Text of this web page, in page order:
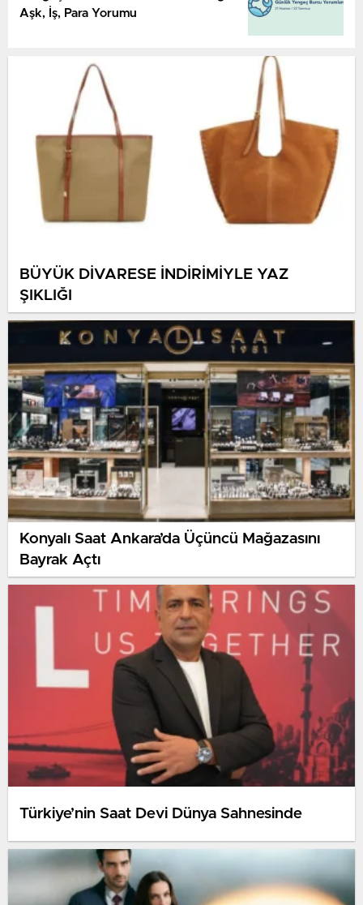
Aşk, İş, Para Yorumu
BÜYÜK DİVARESE İNDİRİMİYLE YAZ
ŞIKLIĞI
Konyalı Saat Ankara’da Üçüncü Mağazasını
Bayrak Açtı
Türkiye’nin Saat Devi Dünya Sahnesinde